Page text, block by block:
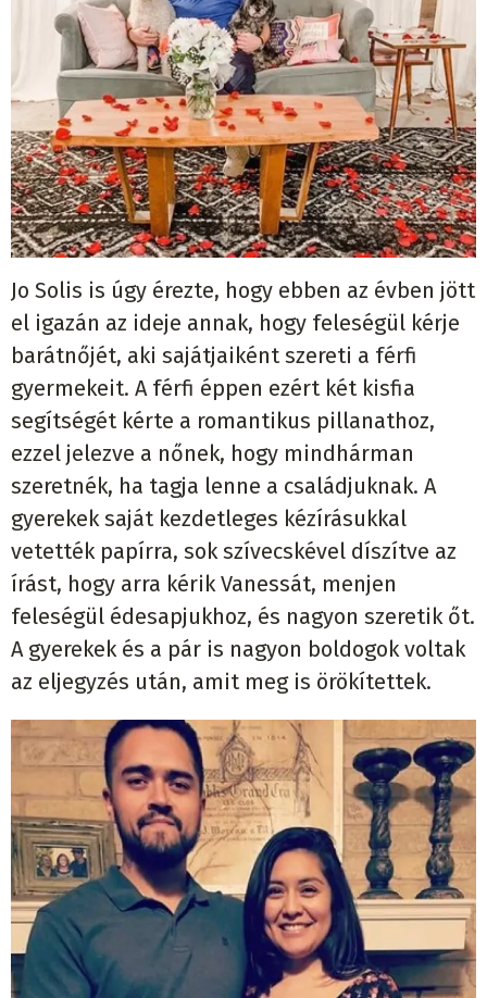
Jo Solis is úgy érezte, hogy ebben az évben jött
el igazán az ideje annak, hogy feleségül kérje
barátnőjét, aki sajátjaiként szereti a férfi
gyermekeit. A férfi éppen ezért két kisfia
segítségét kérte a romantikus pillanathoz,
ezzel jelezve a nőnek, hogy mindhárman
szeretnék, ha tagja lenne a családjuknak. A
gyerekek saját kezdetleges kézírásukkal
vetették papírra, sok szívecskével díszítve az
írást, hogy arra kérik Vanessát, menjen
feleségül édesapjukhoz, és nagyon szeretik őt.
A gyerekek és a pár is nagyon boldogok voltak
az eljegyzés után, amit meg is örökítettek.